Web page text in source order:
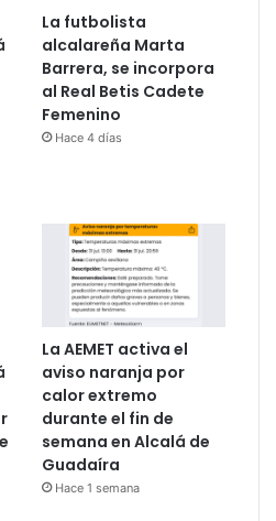
La futbolista
alcalareña Marta
Barrera, se incorpora
al Real Betis Cadete
Femenino
Hace 4 días
La AEMET activa el
aviso naranja por
calor extremo
durante el fin de
semana en Alcalá de
Guadaíra
Hace 1 semana